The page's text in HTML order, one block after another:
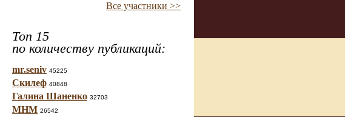
Все участники >>
Топ 15
по количеству публикаций:
mr.seniv 45225
Скилеф 40848
Галина Шаненко 32703
МНМ 26542